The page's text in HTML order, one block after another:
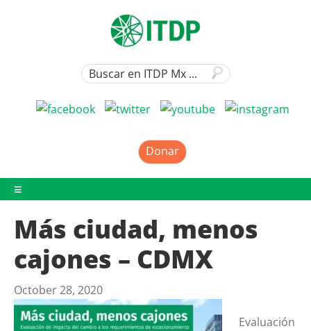
Donar
Más ciudad, menos
cajones – CDMX
October 28, 2020
Evaluación